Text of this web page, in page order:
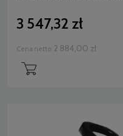
3 547,32 zł
Cena netto: 2 884,00 zł